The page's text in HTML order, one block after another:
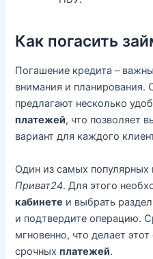
Как погасить
Погашение кредита –
внимания и планирования.
предлагают несколько
платежей, что позволяет
вариант для каждого
Один из самых популярных
Приват24. Для этого
кабинете и выбрать
и подтвердите операцию.
мгновенно, что делает
срочныхплатежей.